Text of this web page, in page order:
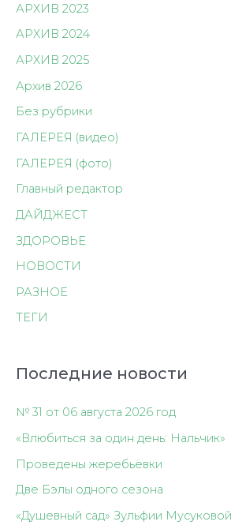
АРХИВ 2023
АРХИВ 2024
АРХИВ 2025
Архив 2026
Без рубрики
ГАЛЕРЕЯ (видео)
ГАЛЕРЕЯ (фото)
Главный редактор
ДАЙДЖЕСТ
ЗДОРОВЬЕ
НОВОСТИ
РАЗНОЕ
ТЕГИ
Последние новости
№ 31 от 06 августа 2026 год
«Влюбиться за один день: Нальчик»
Проведены жеребьёвки
Две Бэлы одного сезона
«Душевный сад» Зульфии Мусуковой